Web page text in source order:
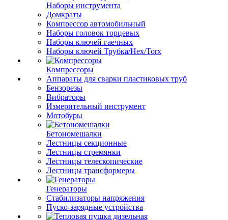
Наборы инструмента
Домкраты
Компрессор автомобильный
Наборы головок торцевых
Наборы ключей гаечных
Наборы ключей Трубка/Hex/Torx
Компрессоры
Аппараты для сварки пластиковых труб
Бензорезы
Вибраторы
Измерительный инструмент
Мотобуры
Бетономешалки
Лестницы секционные
Лестницы стремянки
Лестницы телескопические
Лестницы трансформеры
Генераторы
Стабилизаторы напряжения
Пуско-зарядные устройства